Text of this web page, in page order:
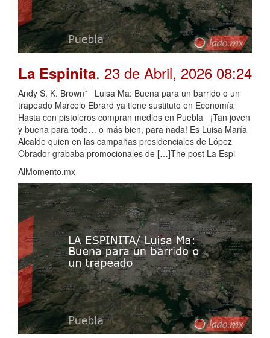
La Espinita. 23 de Abril, 2026 08:24
Andy S. K. Brown* Luisa Ma: Buena para un barrido o un
trapeado Marcelo Ebrard ya tiene sustituto en Economía
Hasta con pistoleros compran medios en Puebla ¡Tan joven
y buena para todo… o más bien, para nada! Es Luisa María
Alcalde quien en las campañas presidenciales de López
Obrador grababa promocionales de […]The post La Espi
AlMomento.mx